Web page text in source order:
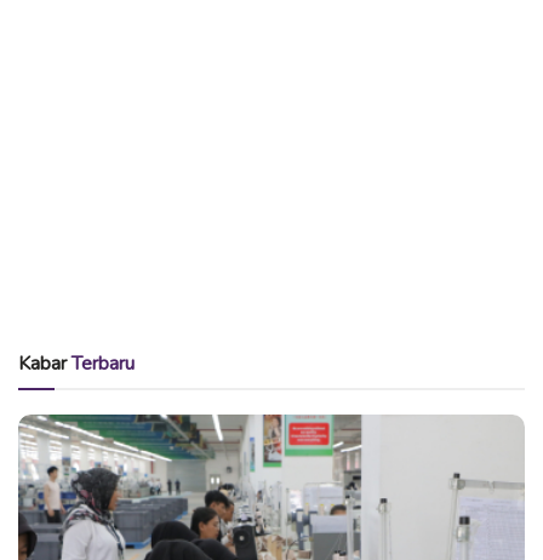
KabarTerbaru